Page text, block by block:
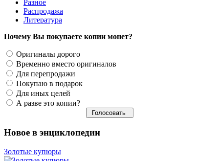
Разное
Распродажа
Литература
Почему Вы покупаете копии монет?
Оригиналы дорого
Временно вместо оригиналов
Для перепродажи
Покупаю в подарок
Для иных целей
А разве это копии?
Новое в энциклопедии
Золотые купюры